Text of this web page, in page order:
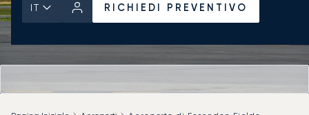
IT RICHIEDI PREVENTIVO